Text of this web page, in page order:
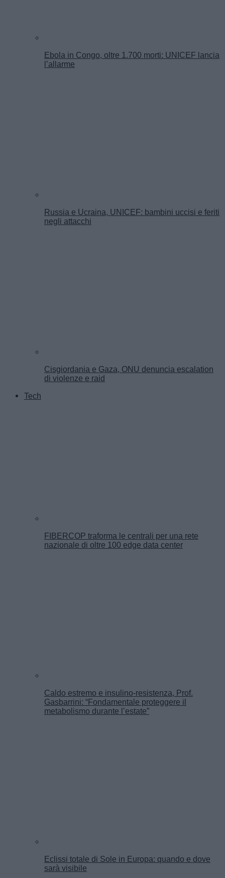
Ebola in Congo, oltre 1.700 morti: UNICEF lancia
l’allarme
Russia e Ucraina, UNICEF: bambini uccisi e feriti
negli attacchi
Cisgiordania e Gaza, ONU denuncia escalation
di violenze e raid
Tech
FIBERCOP traforma le centrali per una rete
nazionale di oltre 100 edge data center
Caldo estremo e insulino-resistenza, Prof.
Gasbarrini: “Fondamentale proteggere il
metabolismo durante l’estate”
Eclissi totale di Sole in Europa: quando e dove
sarà visibile